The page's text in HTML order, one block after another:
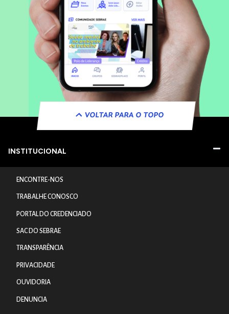
VOLTAR PARA O TOPO
INSTITUCIONAL
ENCONTRE-NOS
TRABALHE CONOSCO
PORTAL DO CREDENCIADO
SAC DO SEBRAE
TRANSPARÊNCIA
PRIVACIDADE
OUVIDORIA
DENUNCIA